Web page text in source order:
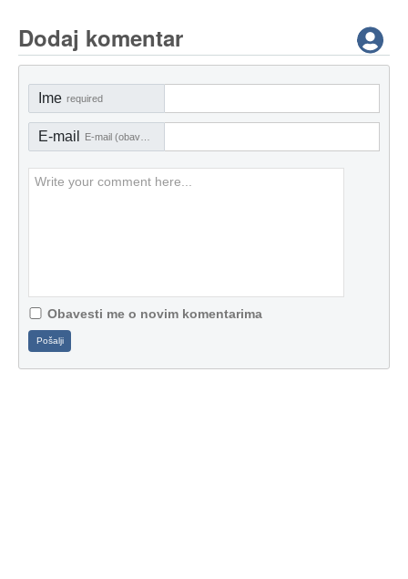
Dodaj komentar
Ime required
E-mail
Obavesti me o novim komentarima
Pošalji